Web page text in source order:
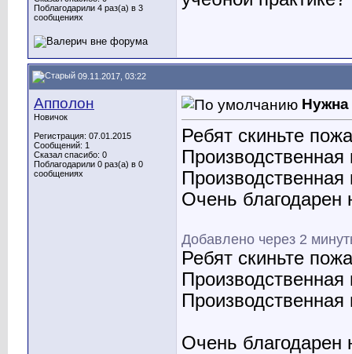
Поблагодарили 4 раз(а) в 3
сообщениях
09.11.2017, 03:22
Апполон
Новичок
Регистрация: 07.01.2015
Сообщений: 1
Сказал спасибо: 0
Поблагодарили 0 раз(а) в 0
сообщениях
Нужна
Ребят скиньте
Производственная
Очень благодарен
Добавлено через 2
Ребят скиньте
Производственная
Очень благодарен